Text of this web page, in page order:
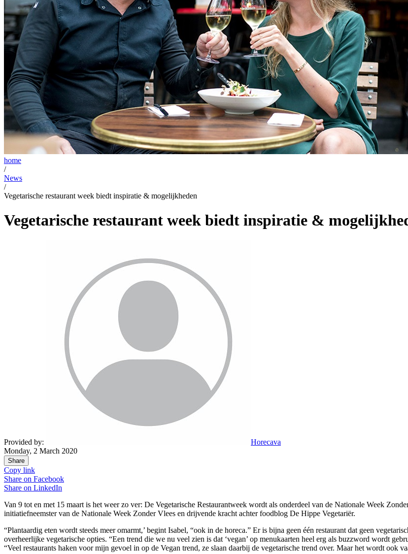
home
/
News
/
Vegetarische restaurant week biedt inspiratie & mogelijkheden
Vegetarische restaurant week biedt inspiratie &
Provided by:
Horecava
Monday, 2 March 2020
Share
Copy link
Share on Facebook
Share on LinkedIn
Van 9 tot en met 15 maart is het weer zo ver: De Vegetarische Restaurantweek wordt als onderdeel van de Nationale Week
initiatiefneemster van de Nationale Week Zonder Vlees en drijvende kracht achter foodblog De Hippe Vegetariër.
“Plantaardig eten wordt steeds meer omarmt,’ begint Isabel, “ook in de horeca.” Er is bijna geen één restaurant dat geen
overheerlijke vegetarische opties. “Een trend die we nu veel zien is dat ‘vegan’ op menukaarten heel erg als buzzword wordt
“Veel restaurants haken voor mijn gevoel in op de Vegan trend, ze slaan daarbij de vegetarische trend over. Maar het wordt